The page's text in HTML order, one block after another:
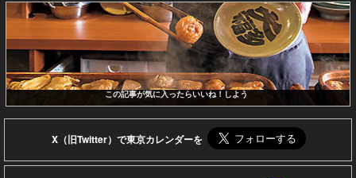
この記事が気に入ったらいいね！しよう
X（旧Twitter）で東京カレンダーを